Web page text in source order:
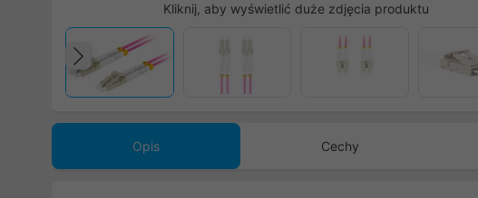
Kliknij, aby wyświetlić duże zdjęcia produktu
Poprzedni
Opis Cechy